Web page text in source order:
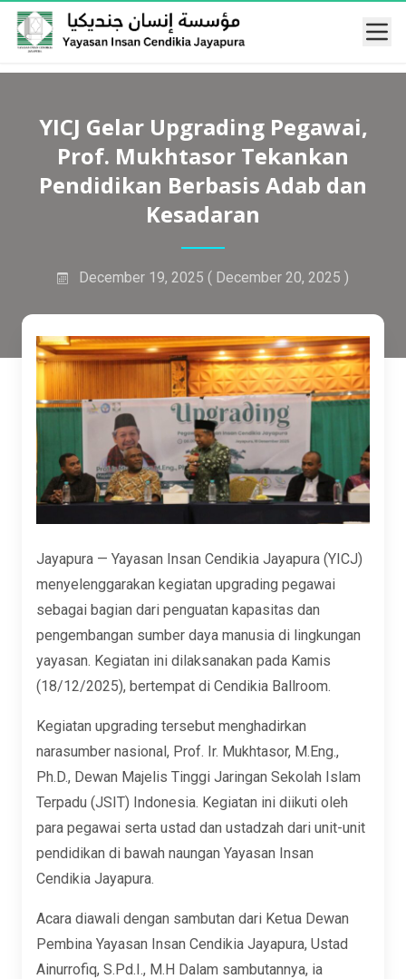
YICJ Gelar Upgrading Pegawai,
Prof. Mukhtasor Tekankan
Pendidikan Berbasis Adab dan
Kesadaran
December 19, 2025 ( December 20, 2025 )
Jayapura — Yayasan Insan Cendikia Jayapura (YICJ)
menyelenggarakan kegiatan upgrading pegawai
sebagai bagian dari penguatan kapasitas dan
pengembangan sumber daya manusia di lingkungan
yayasan. Kegiatan ini dilaksanakan pada Kamis
(18/12/2025), bertempat di Cendikia Ballroom.
Kegiatan upgrading tersebut menghadirkan
narasumber nasional, Prof. Ir. Mukhtasor, M.Eng.,
Ph.D., Dewan Majelis Tinggi Jaringan Sekolah Islam
Terpadu (JSIT) Indonesia. Kegiatan ini diikuti oleh
para pegawai serta ustad dan ustadzah dari unit-unit
pendidikan di bawah naungan Yayasan Insan
Cendikia Jayapura.
Acara diawali dengan sambutan dari Ketua Dewan
Pembina Yayasan Insan Cendikia Jayapura, Ustad
Ainurrofiq, S.Pd.I., M.H Dalam sambutannya, ia